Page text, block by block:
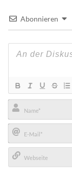
Abonnieren
Name*
E-
Mail*